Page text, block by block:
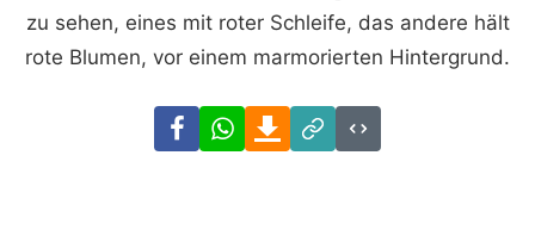
zu sehen, eines mit roter Schleife, das andere hält
rote Blumen, vor einem marmorierten Hintergrund.
FacebookWhatsAppDownload
Link
Code